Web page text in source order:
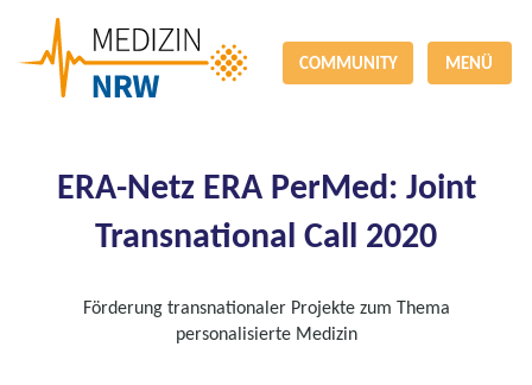
COMMUNITY MENÜ
ERA-Netz ERA PerMed: Joint
Transnational Call 2020
Förderung transnationaler Projekte zum Thema
personalisierte Medizin